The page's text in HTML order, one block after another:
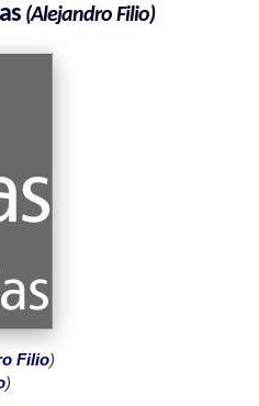
(Alejandro Filio)
Filio)
)